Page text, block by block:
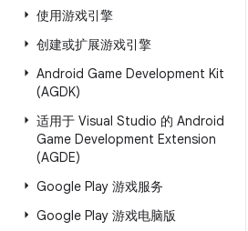
使用游戏引擎
创建或扩展游戏引擎
Android Game Development Kit
(AGDK)
适用于 Visual Studio 的 Android
Game Development Extension
(AGDE)
Google Play 游戏服务
Google Play 游戏电脑版